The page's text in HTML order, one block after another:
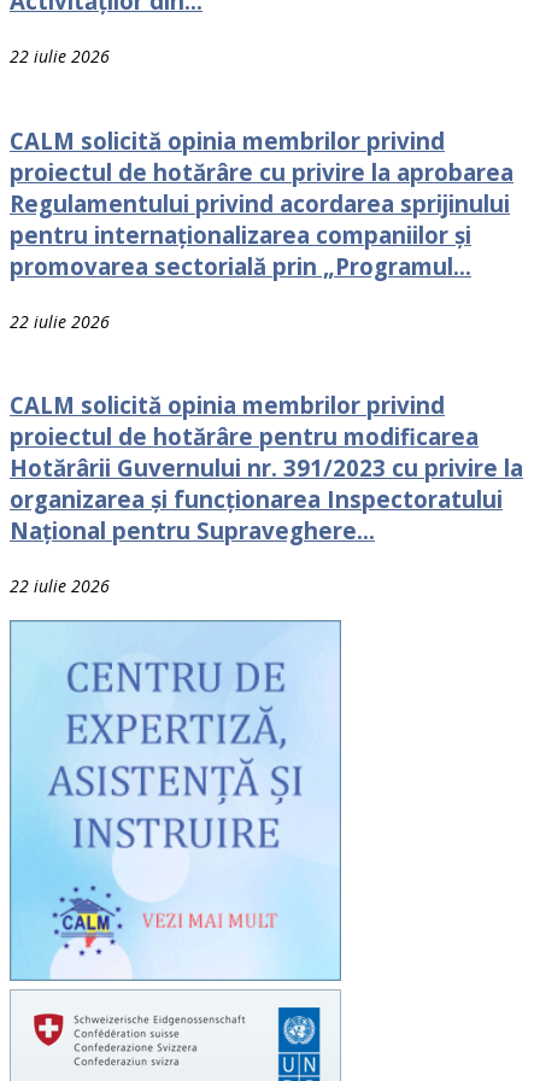
22 iulie 2026
CALM solicită opinia membrilor privind
proiectul de hotărâre cu privire la aprobarea
Regulamentului privind acordarea sprijinului
pentru internaționalizarea companiilor și
promovarea sectorială prin „Programul...
22 iulie 2026
CALM solicită opinia membrilor privind
proiectul de hotărâre pentru modificarea
Hotărârii Guvernului nr. 391/2023 cu privire la
organizarea și funcționarea Inspectoratului
Național pentru Supraveghere...
22 iulie 2026